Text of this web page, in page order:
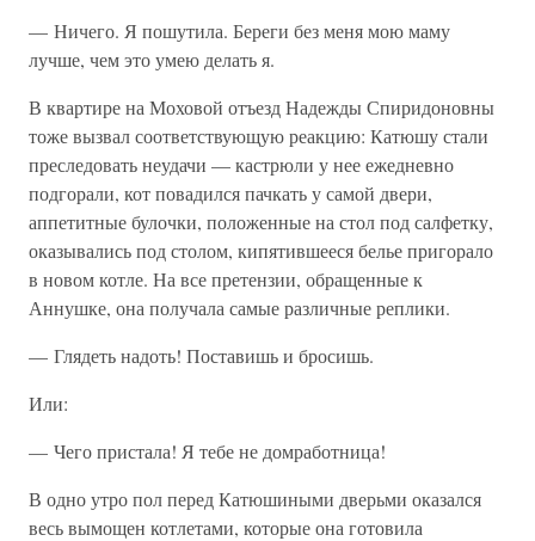
— Ничего. Я пошутила. Береги без меня мою маму
лучше, чем это умею делать я.
В квартире на Моховой отъезд Надежды Спиридоновны
тоже вызвал соответствующую реакцию: Катюшу стали
преследовать неудачи — кастрюли у нее ежедневно
подгорали, кот повадился пачкать у самой двери,
аппетитные булочки, положенные на стол под салфетку,
оказывались под столом, кипятившееся белье пригорало
в новом котле. На все претензии, обращенные к
Аннушке, она получала самые различные реплики.
— Глядеть надоть! Поставишь и бросишь.
Или:
— Чего пристала! Я тебе не домработница!
В одно утро пол перед Катюшиными дверьми оказался
весь вымощен котлетами, которые она готовила